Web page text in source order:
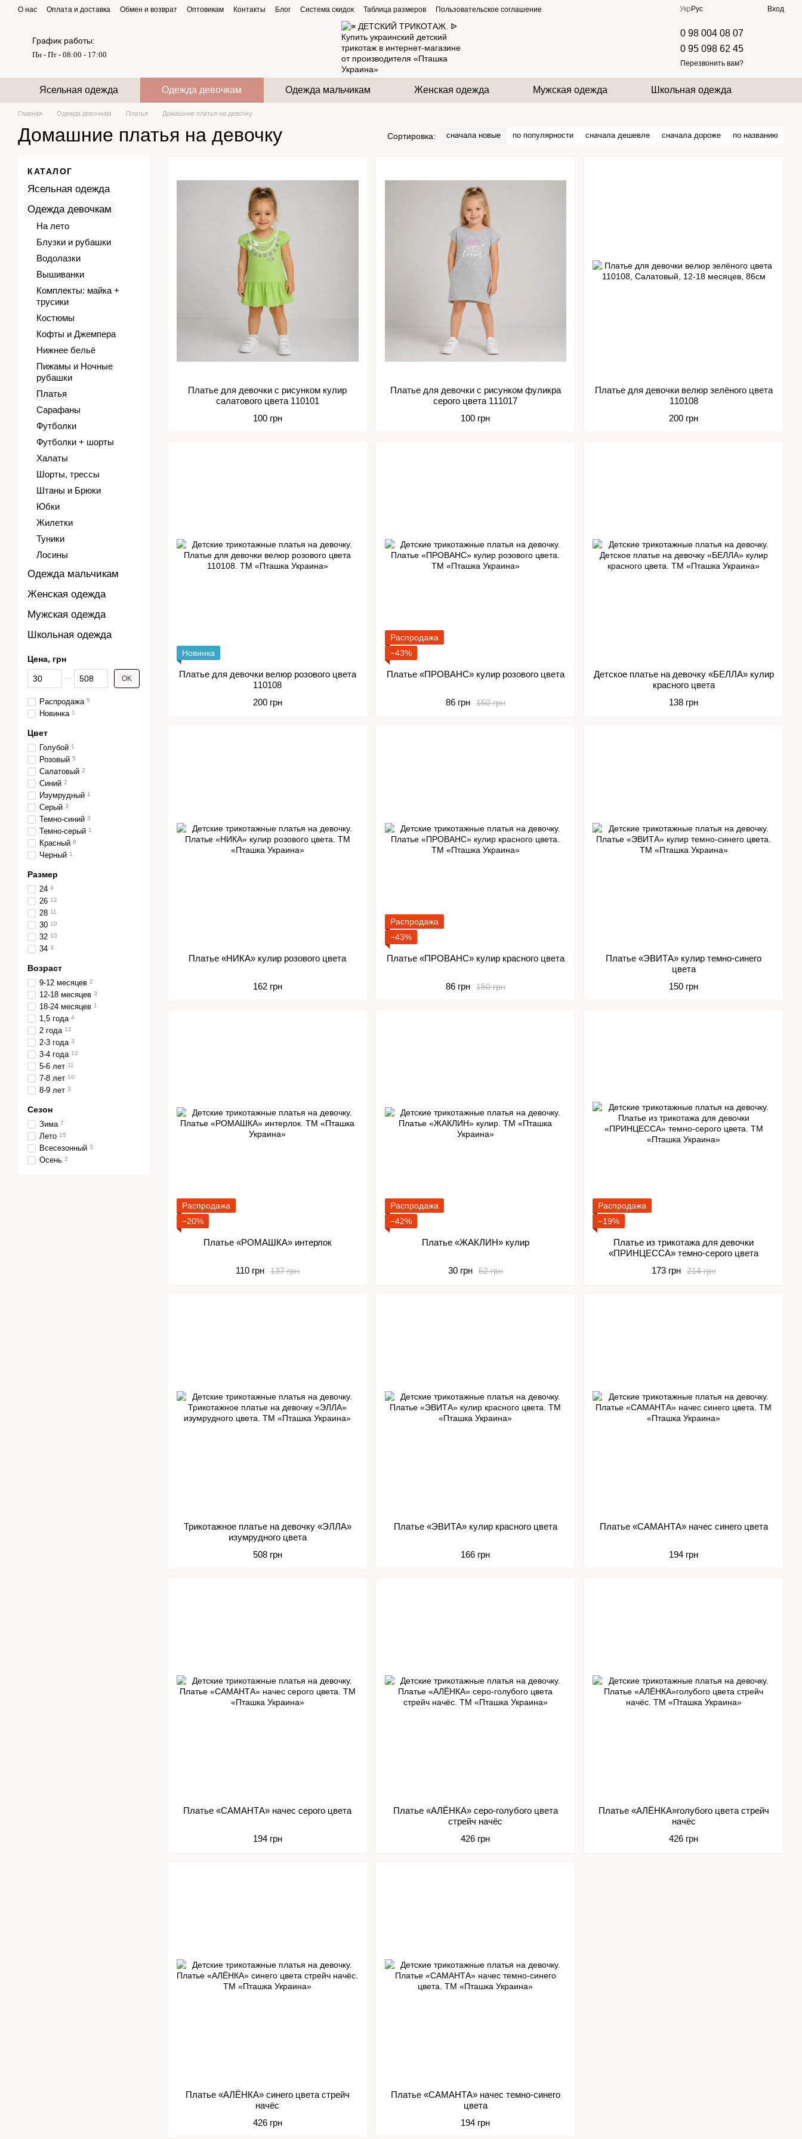
Перейти к основному контенту
О нас Оплата и доставка Обмен и возврат Оптовикам Контакты Блог Система скидок Таблица размеров Пользовательское соглашение Укр Рус Вход
График работы:
Пн - Пт - 08:00 - 17:00
0 98 004 08 07
0 95 098 62 45
Перезвонить вам?
Ясельная одежда Одежда девочкам Одежда мальчикам Женская одежда Мужская одежда Школьная одежда
Главная Одежда девочкам Платья Домашние платья на девочку
Домашние платья на девочку Сортировка: сначала новые по популярности сначала дешевле сначала дороже по названию
Платье для девочки с рисунком кулир
салатового цвета 110101
100 грн
Платье для девочки с рисунком фуликра
серого цвета 111017
100 грн
Платье для девочки велюр зелёного цвета
110108
200 грн
Новинка
Платье для девочки велюр розового цвета
110108
200 грн
Распродажа
−43%
Платье «ПРОВАНС» кулир розового цвета
150 грн
86 грн
Детское платье на девочку «БЕЛЛА» кулир
красного цвета
138 грн
Платье «НИКА» кулир розового цвета
162 грн
Распродажа
−43%
Платье «ПРОВАНС» кулир красного цвета
150 грн
86 грн
Платье «ЭВИТА» кулир темно-синего
цвета
150 грн
Распродажа
−20%
Платье «РОМАШКА» интерлок
137 грн
110 грн
Распродажа
−42%
Платье «ЖАКЛИН» кулир
52 грн
30 грн
Распродажа
−19%
Платье из трикотажа для девочки
«ПРИНЦЕССА» темно-серого цвета
214 грн
173 грн
Трикотажное платье на девочку «ЭЛЛА»
изумрудного цвета
508 грн
Платье «ЭВИТА» кулир красного цвета
166 грн
Платье «САМАНТА» начес синего цвета
194 грн
Платье «САМАНТА» начес серого цвета
194 грн
Платье «АЛЁНКА» серо-голубого цвета
стрейч начёс
426 грн
Платье «АЛЁНКА»голубого цвета стрейч
начёс
426 грн
Платье «АЛЁНКА» синего цвета стрейч
начёс
426 грн
Платье «САМАНТА» начес темно-синего
цвета
194 грн
КАТАЛОГ
Ясельная одежда
Одежда девочкам
На лето
Блузки и рубашки
Водолазки
Вышиванки
Комплекты: майка +
трусики
Костюмы
Кофты и Джемпера
Нижнее бельё
Пижамы и Ночные
рубашки
Платья
Сарафаны
Футболки
Футболки + шорты
Халаты
Шорты, трессы
Штаны и Брюки
Юбки
Жилетки
Туники
Лосины
Одежда мальчикам
Женская одежда
Мужская одежда
Школьная одежда
Цена, грн
От Цена, грн
До Цена, грн OK
Распродажа 5
Новинка 1
Цвет
Голубой 1
Розовый 5
Салатовый 2
Синий 2
Изумрудный 1
Серый 3
Темно-синий 3
Темно-серый 1
Красный 8
Черный 1
Размер
24 4
26 12
28 11
30 10
32 10
34 3
Возраст
9-12 месяцев 2
12-18 месяцев 3
18-24 месяцев 1
1,5 года 4
2 года 12
2-3 года 3
3-4 года 12
5-6 лет 11
7-8 лет 10
8-9 лет 3
Сезон
Зима 7
Лето 15
Всесезонный 3
Осень 2